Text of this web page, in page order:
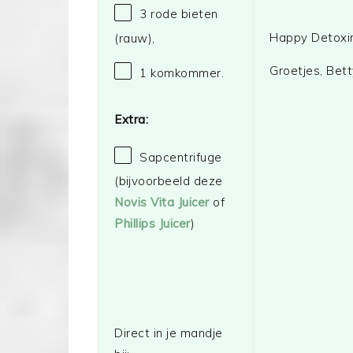
3 rode bieten
(rauw),
1 komkommer.
Extra:
Sapcentrifuge
(bijvoorbeeld deze
Novis Vita Juicer of
Phillips Juicer)
Direct in je mandje
Happy
Groetjes,